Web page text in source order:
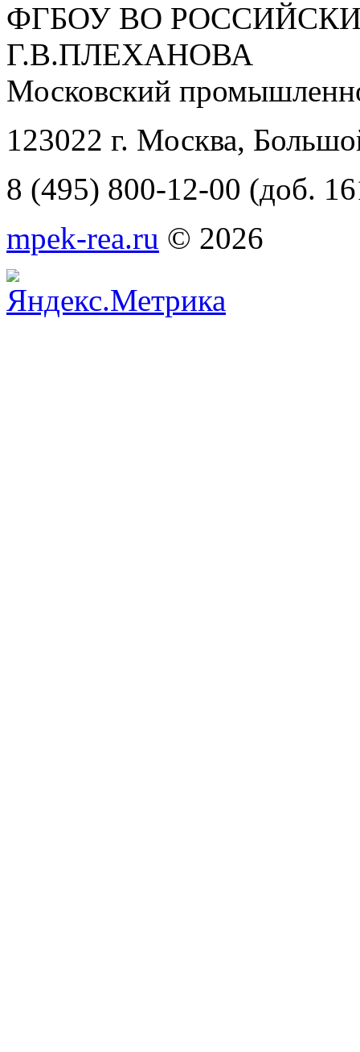
ФГБОУ ВО
Г.В.ПЛЕХАНОВА
Московский
123022 г. Москва,
8 (495) 800-12-00 (доб.
mpek-rea.ru © 2026